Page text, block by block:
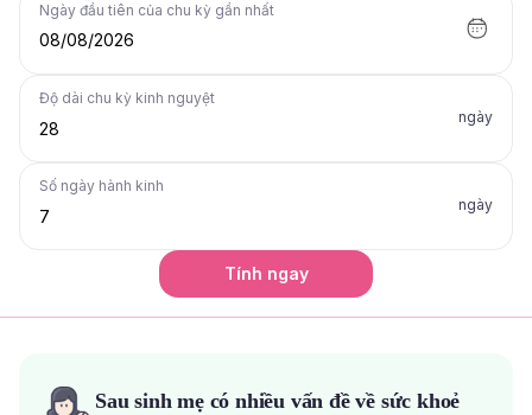
Ngày đầu tiên của chu kỳ gần nhất
08/08/2026
Độ dài chu kỳ kinh nguyệt
ngày
Số ngày hành kinh
ngày
Tính ngay
Sau sinh mẹ có nhiều vấn đề về sức khoẻ